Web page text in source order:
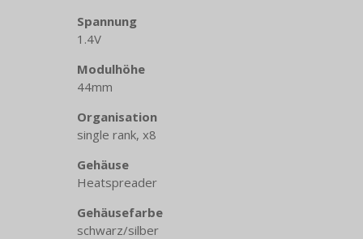
Spannung
1.4V
Modulhöhe
44mm
Organisation
single rank, x8
Gehäuse
Heatspreader
Gehäusefarbe
schwarz/​silber